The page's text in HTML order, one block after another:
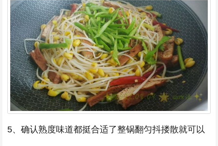
5、确认熟度味道都挺合适了整锅翻匀抖搂散就可以